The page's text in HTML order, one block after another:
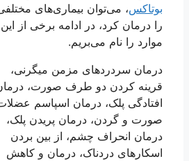
بوتاکس ، می‌توان بیماری‌های مختلفی
را درمان کرد، در ادامه برخی از این
موارد را نام می‌بریم.
درمان سردردهای مزمن میگرنی،
قرینه کردن دو طرف صورت، درمان
افتادگی پلک، درمان اسپاسم عضلات
صورت و گردن، درمان پریدن پلک،
درمان انحراف چشم، از بین بردن
اسکارهای دردناک، درمان و کاهش